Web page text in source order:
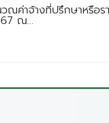
ค่าจ้างที่ปรึกษาหรือร
ณ…